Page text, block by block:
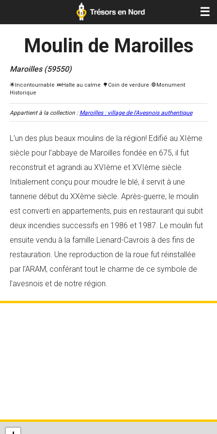
☰
Moulin de Maroilles
Maroilles (59550)
Appartient à la collection : Maroilles : village de l'Avesnois authentique
L’un des plus beaux moulins de la région! Edifié au XIème
siècle pour l’abbaye de Maroilles fondée en 675, il fut
reconstruit et agrandi au XVIème et XVIème siècle.
Initialement conçu pour moudre le blé, il servit à une
tannerie début du XXème siècle. Après-guerre, le moulin
est converti en appartements, puis en restaurant qui subit
deux incendies successifs en 1986 et 1987. Le moulin fut
ensuite vendu à la famille Lienard-Cavrois à des fins de
restauration. Une reproduction de la roue fut réinstallée
par l’ARAM, conférant tout le charme de ce symbole de
l’avesnois et de notre région.